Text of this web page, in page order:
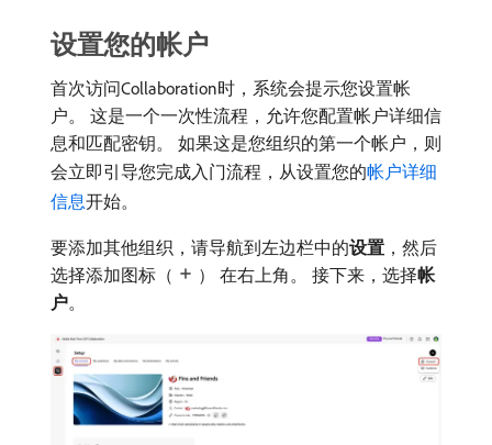
设置您的帐户
首次访问Collaboration时，系统会提示您设置帐
户。 这是一个一次性流程，允许您配置帐户详细信
息和匹配密钥。 如果这是您组织的第一个帐户，则
会立即引导您完成入门流程，从设置您的帐户详细
信息开始。
要添加其他组织，请导航到左边栏中的​设置 ，然后
选择添加图标（
） 在右上角。 接下来，选择​帐
户。